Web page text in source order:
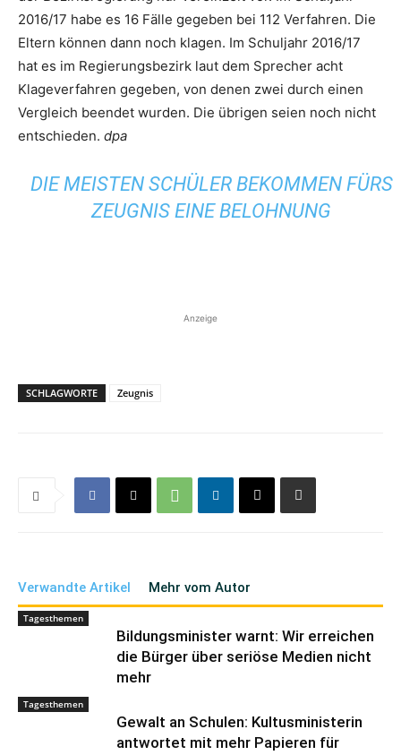
2016/17 habe es 16 Fälle gegeben bei 112 Verfahren. Die
Eltern können dann noch klagen. Im Schuljahr 2016/17
hat es im Regierungsbezirk laut dem Sprecher acht
Klageverfahren gegeben, von denen zwei durch einen
Vergleich beendet wurden. Die übrigen seien noch nicht
entschieden. dpa
DIE MEISTEN SCHÜLER BEKOMMEN FÜRS
ZEUGNIS EINE BELOHNUNG
Anzeige
SCHLAGWORTE Zeugnis
Verwandte Artikel Mehr vom Autor
Tagesthemen
Bildungsminister warnt: Wir erreichen
die Bürger über seriöse Medien nicht
mehr
Tagesthemen
Gewalt an Schulen: Kultusministerin
antwortet mit mehr Papieren für